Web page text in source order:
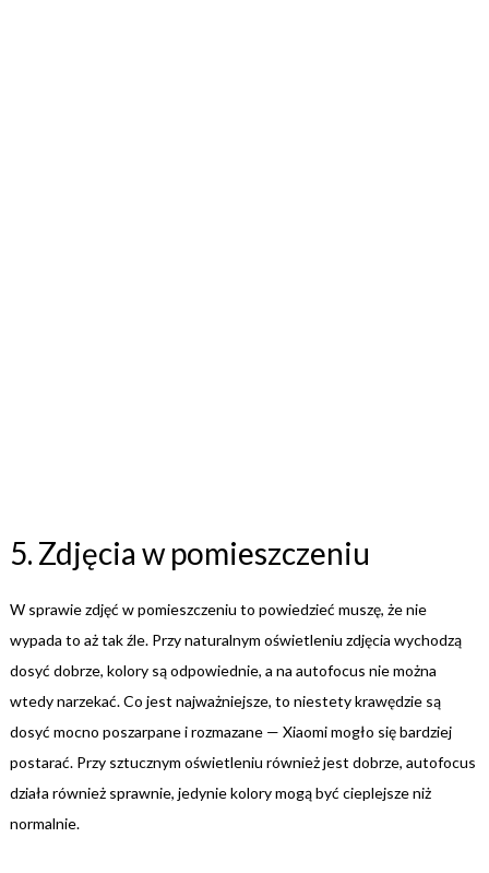
5. Zdjęcia w pomieszczeniu
W sprawie zdjęć w pomieszczeniu to powiedzieć muszę, że nie
wypada to aż tak źle. Przy naturalnym oświetleniu zdjęcia wychodzą
dosyć dobrze, kolory są odpowiednie, a na autofocus nie można
wtedy narzekać. Co jest najważniejsze, to niestety krawędzie są
dosyć mocno poszarpane i rozmazane — Xiaomi mogło się bardziej
postarać. Przy sztucznym oświetleniu również jest dobrze, autofocus
działa również sprawnie, jedynie kolory mogą być cieplejsze niż
normalnie.